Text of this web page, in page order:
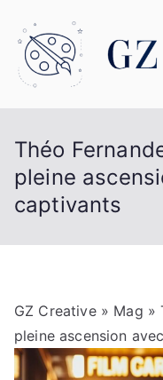
contenu
Théo
pleine
captivants
GZ Creative» Mag »
pleine ascension